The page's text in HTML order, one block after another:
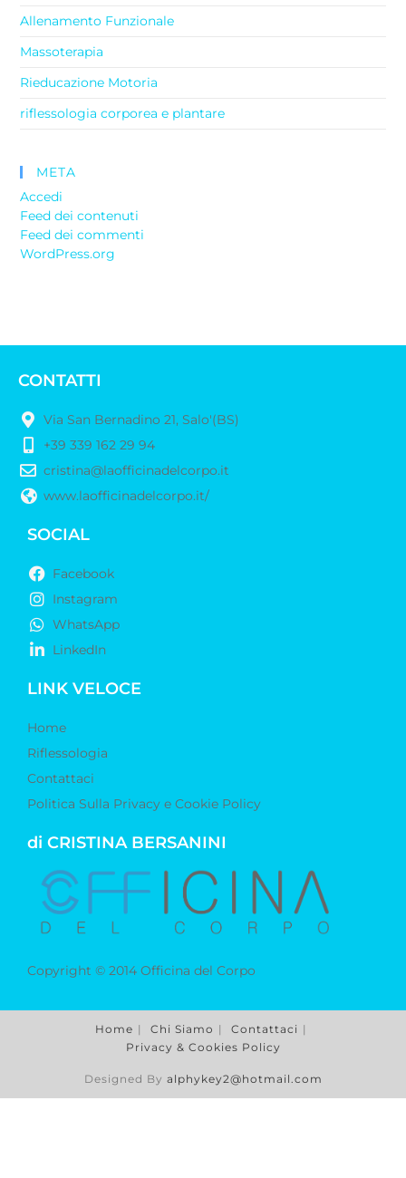
Allenamento Funzionale
Massoterapia
Rieducazione Motoria
riflessologia corporea e plantare
META
Accedi
Feed dei contenuti
Feed dei commenti
WordPress.org
CONTATTI
Via San Bernadino 21, Salo'(BS)
+39 339 162 29 94
cristina@laofficinadelcorpo.it
www.laofficinadelcorpo.it/
SOCIAL
Facebook
Instagram
WhatsApp
LinkedIn
LINK VELOCE
Home
Riflessologia
Contattaci
Politica Sulla Privacy e Cookie Policy
di CRISTINA BERSANINI
Copyright © 2014 Officina del Corpo
Home Chi Siamo
Contattaci
Privacy & Cookies Policy
Designed By alphykey2@hotmail.com